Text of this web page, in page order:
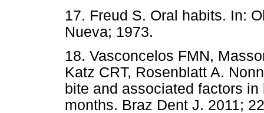
17. Freud S. Oral habits. In:
Nueva; 1973.
18. Vasconcelos FMN,
Katz CRT, Rosenblatt A.
bite and associated factors
months. Braz Dent J. 2011;